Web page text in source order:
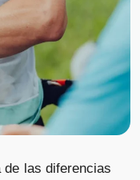
Canyon
🔄 30 días
las diferencias